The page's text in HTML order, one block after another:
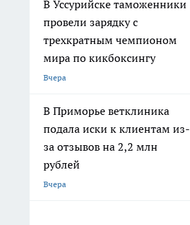
В Уссурийске таможенники
провели зарядку с
трехкратным чемпионом
мира по кикбоксингу
Вчера
В Приморье ветклиника
подала иски к клиентам из-
за отзывов на 2,2 млн
рублей
Вчера